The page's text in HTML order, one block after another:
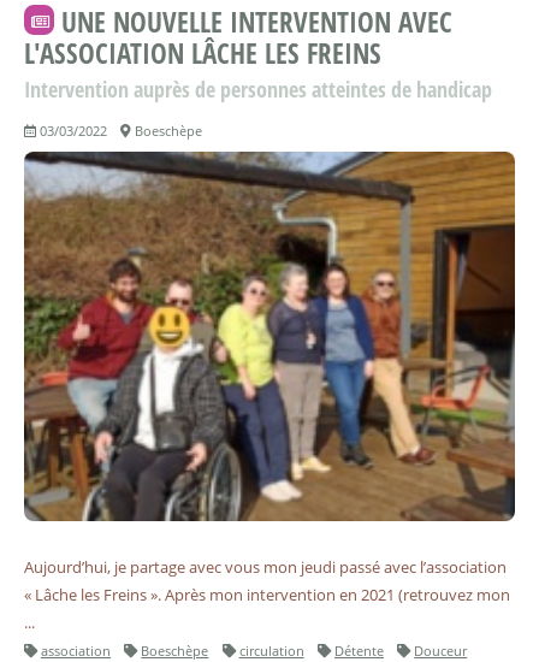
UNE NOUVELLE INTERVENTION AVEC
L'ASSOCIATION LÂCHE LES FREINS
Intervention auprès de personnes atteintes de handicap
03/03/2022 Boeschèpe
Aujourd’hui, je partage avec vous mon jeudi passé avec l’association
« Lâche les Freins ». Après mon intervention en 2021 (retrouvez mon
...
association Boeschèpe circulation Détente
Douceur